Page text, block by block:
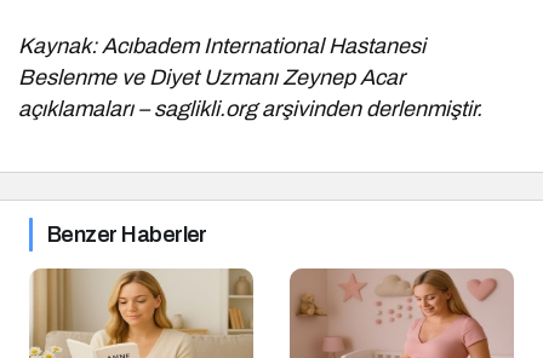
Kaynak: Acıbadem International Hastanesi
Beslenme ve Diyet Uzmanı Zeynep Acar
açıklamaları – saglikli.org arşivinden derlenmiştir.
Benzer Haberler